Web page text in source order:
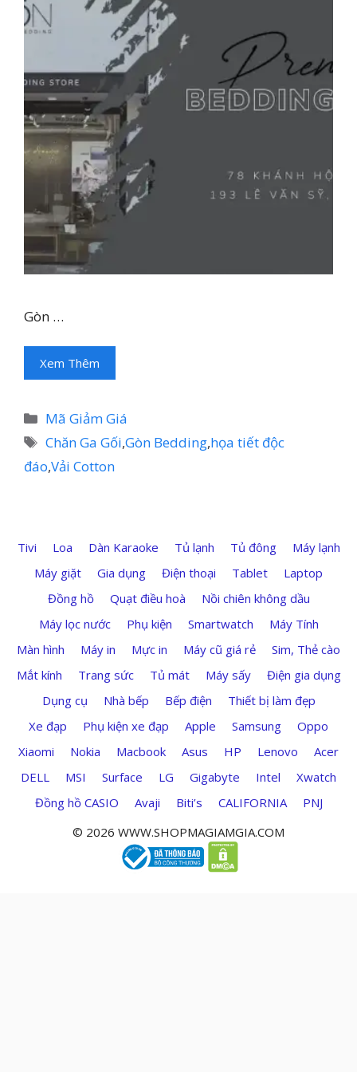
Gòn …
Xem Thêm
Danh
mục
Mã Giảm Giá
Thẻ
Chăn Ga Gối,Gòn Bedding,họa tiết độc
đáo,Vải Cotton
Tivi Loa Dàn Karaoke Tủ lạnh Tủ đông
Máy lạnh
Máy giặt
Gia dụng Điện thoại Tablet
Laptop
Đồng hồ
Quạt điều hoà
Nồi chiên không dầu
Máy lọc nước
Phụ kiện Smartwatch
Máy Tính
Màn hình
Máy in Mực in Máy cũ giá rẻ
Sim, Thẻ cào
Mắt kính
Trang sức Tủ mát Máy sấy
Điện gia dụng
Dụng cụ
Nhà bếp Bếp điện
Thiết bị làm đẹp
Xe đạp
Phụ kiện xe đạp Apple Samsung
Oppo
Xiaomi
Nokia Macbook Asus HP Lenovo
Acer
DELL
MSI Surface LG Gigabyte Intel
Xwatch
Đồng hồ CASIO
Avaji Biti’s CALIFORNIA
PNJ
© 2026 WWW.SHOPMAGIAMGIA.COM